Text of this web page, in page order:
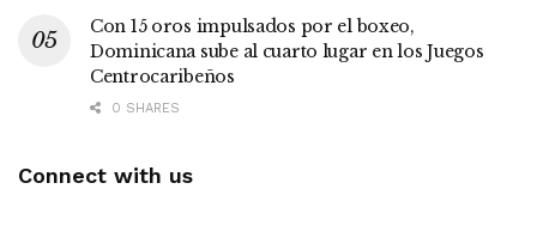
Con 15 oros impulsados por el boxeo,
Dominicana sube al cuarto lugar en los Juegos
Centrocaribeños
0 SHARES
Connect with us